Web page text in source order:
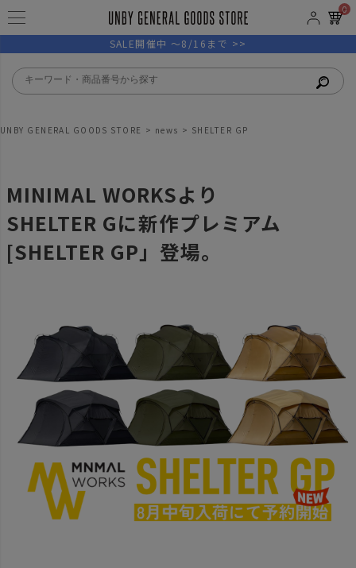
0
SALE開催中 ～8/16まで >>
UNBY GENERAL GOODS STORE news SHELTER GP
MINIMAL WORKSより
SHELTER Gに新作プレミアム
[SHELTER GP」登場。